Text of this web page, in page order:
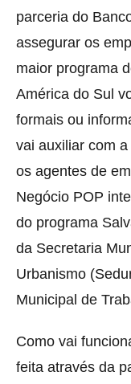
parceria do
assegurar os
maior programa
América do Sul
formais ou
vai auxiliar com
os agentes de
Negócio POP
do programa
da Secretaria
Urbanismo
Municipal de
Como vai
feita através da